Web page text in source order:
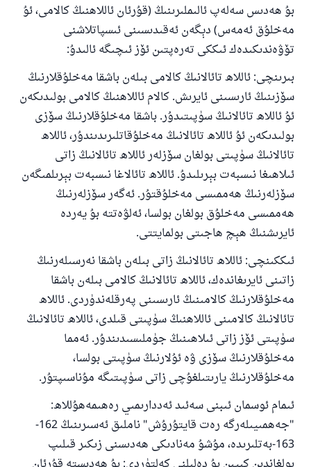
بۇ ھەدىس سەلەپ ئالىملىرىنىڭ (قۇرئان ئاللاھنىڭ كالامى، ئۇ
مەخلۇق ئەمەس) دېگەن ئەقىدىسىنى ئىسپاتلاشنى
تۆۋەندىكىدەك ئىككى تەرەپتىن ئۆز ئىچىگە ئالىدۇ:
بىرىنچى: ئاللاھ تائالانىڭ كالامى بىلەن باشقا مەخلۇقلارنىڭ
سۆزىنىڭ ئارىسىنى ئايرىش. كالام ئاللاھنىڭ كالامى بولىدىكەن
ئۇ ئاللاھ تائالانىڭ سۈپىتىدۇر. باشقا مەخلۇقلارنىڭ سۆزى
بولىدىكەن ئۇ ئاللاھ تائالانىڭ مەخلۇقاتلىرىدىندۇر، ئاللاھ
تائالانىڭ سۈپىتى بولغان سۆزلەر ئاللاھ تائالانىڭ زاتى
ئىلاھىغا نىسبەت بېرىلىدۇ. ئاللاھ تائالاغا نىسبەت بېرىلمىگەن
سۆزلەرنىڭ ھەممىسى مەخلۇقتۇر. ئەگەر سۆزلەرنىڭ
ھەممىسى مەخلۇق بولغان بولسا، ئەلۋەتتە بۇ يەردە
ئايرىشنىڭ ھېچ ھاجىتى بولمايتتى.
ئىككىنچى: ئاللاھ تائالانىڭ زاتى بىلەن باشقا نەرسىلەرنىڭ
زاتىنى ئايرىغاندەك، ئاللاھ تائالانىڭ كالامى بىلەن باشقا
مەخلۇقلارنىڭ كالامىنىڭ ئارىسىنى پەرقلەندۈردى. ئاللاھ
تائالانىڭ كالامىنى ئاللاھنىڭ سۈپىتى قىلدى، ئاللاھ تائالانىڭ
سۈپىتى ئۆز زاتى ئىلاھىنىڭ جۈملىسىدىندۇر. ئەمما
مەخلۇقلارنىڭ سۆزى ۋە ئۇلارنىڭ سۈپىتى بولسا،
مەخلۇقلارنىڭ يارىتىلغۇچى زاتى سۈپىتىگە مۇناسىپتۇر.
ئىمام ئوسمان ئىبنى سەئىد ئەددارىمىي رەھىمەھۇللاھ:
"جەھمىيىلەرگە رەت قايتۇرۇش" ناملىق ئەسىرىنىڭ 162-
163-بەتلىرىدە، مۇشۇ مەنادىكى ھەدىسنى زىكىر قىلىپ